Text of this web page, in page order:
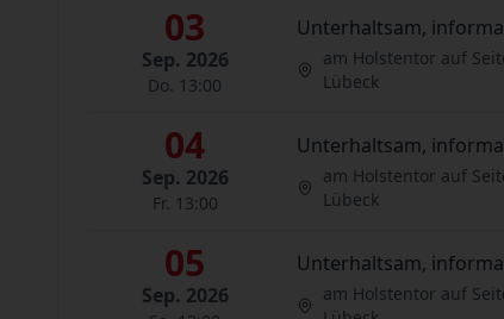
03
Sep. 2026
Do. 13:00
Unterhaltsam,
am Holstentor auf
Lübeck
04
Sep. 2026
Fr. 13:00
Unterhaltsam,
am Holstentor auf
Lübeck
05
Sep. 2026
Unterhaltsam,
am Holstentor auf